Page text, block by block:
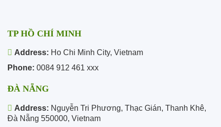
TP HỒ CHÍ MINH
Address: Ho Chi Minh City, Vietnam
Phone: 0084 912 461 xxx
ĐÀ NẴNG
Address: Nguyễn Tri Phương, Thạc Gián, Thanh Khê,
Đà Nẵng 550000, Vietnam